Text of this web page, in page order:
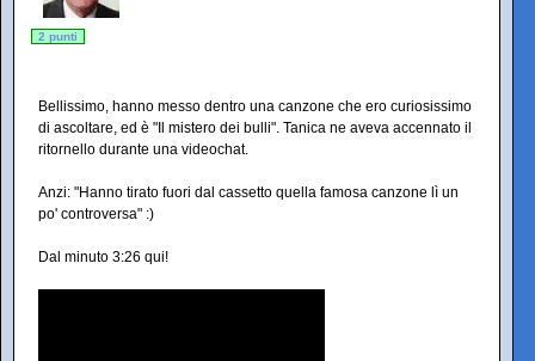
2 punti
Bellissimo, hanno messo dentro una canzone che ero curiosissimo
di ascoltare, ed è "Il mistero dei bulli". Tanica ne aveva accennato il
ritornello durante una videochat.
Anzi: "Hanno tirato fuori dal cassetto quella famosa canzone lì un
po' controversa" :)
Dal minuto 3:26 qui!